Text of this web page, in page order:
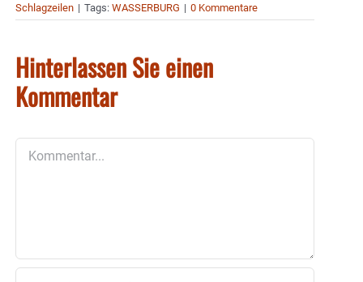
Schlagzeilen | Tags: WASSERBURG | 0 Kommentare
Hinterlassen Sie einen
Kommentar